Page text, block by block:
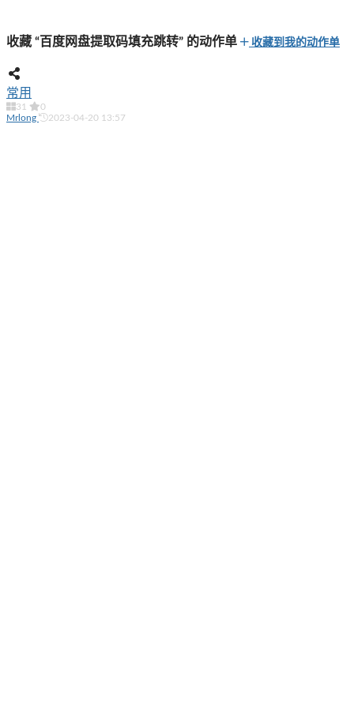
收藏 “百度网盘提取码填充跳转” 的动作单 收藏到我的动作单
常用
31
0
Mrlong
2023-04-20 13:57